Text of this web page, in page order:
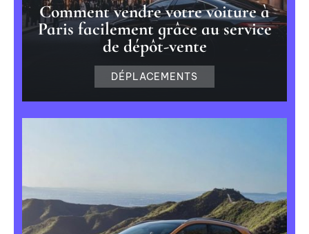
Comment vendre votre voiture à
Paris facilement grâce au service
de dépôt-vente
DÉPLACEMENTS